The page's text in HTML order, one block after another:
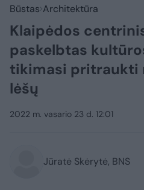
Būstas Architektūra
Klaipėdos
paskelbtas
tikimasi pritraukti
lėšų
2022 m. vasario 23 d. 12:01
Jūratė Skėrytė, BNS